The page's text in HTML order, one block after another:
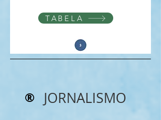
TABELA
® JORNALISMO